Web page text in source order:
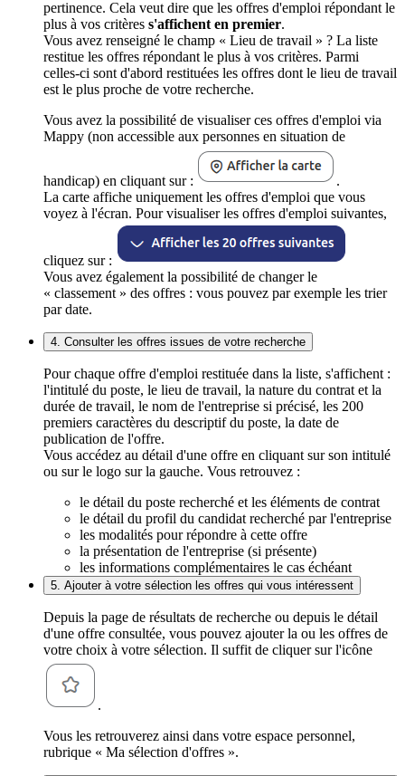
pertinence. Cela veut dire que les offres d'emploi répondant le
plus à vos critères s'affichent en premier.
Vous avez renseigné le champ « Lieu de travail » ? La liste
restitue les offres répondant le plus à vos critères. Parmi
celles-ci sont d'abord restituées les offres dont le lieu de travail
est le plus proche de votre recherche.
Vous avez la possibilité de visualiser ces offres d'emploi via
Mappy (non accessible aux personnes en situation de
handicap) en cliquant sur :
.
La carte affiche uniquement les offres d'emploi que vous
voyez à l'écran. Pour visualiser les offres d'emploi suivantes,
cliquez sur :
Vous avez également la possibilité de changer le
« classement » des offres : vous pouvez par exemple les trier
par date.
4. Consulter les offres issues de votre recherche
Pour chaque offre d'emploi restituée dans la liste, s'affichent :
l'intitulé du poste, le lieu de travail, la nature du contrat et la
durée de travail, le nom de l'entreprise si précisé, les 200
premiers caractères du descriptif du poste, la date de
publication de l'offre.
Vous accédez au détail d'une offre en cliquant sur son intitulé
ou sur le logo sur la gauche. Vous retrouvez :
le détail du poste recherché et les éléments de contrat
le détail du profil du candidat recherché par l'entreprise
les modalités pour répondre à cette offre
la présentation de l'entreprise (si présente)
les informations complémentaires le cas échéant
5. Ajouter à votre sélection les offres qui vous intéressent
Depuis la page de résultats de recherche ou depuis le détail
d'une offre consultée, vous pouvez ajouter la ou les offres de
votre choix à votre sélection. Il suffit de cliquer sur l'icône
.
Vous les retrouverez ainsi dans votre espace personnel,
rubrique « Ma sélection d'offres ».